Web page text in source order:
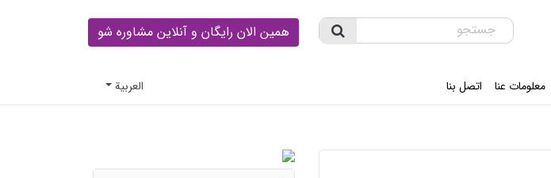
همین الان رایگان و آنلاین مشاوره شو
معلومات عنا اتصل بنا العربية